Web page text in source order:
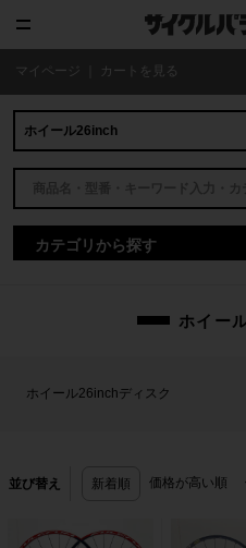
マイページ カートを見る
カテゴリから探す
ホイー
ホイール26inchディスク
並び替え 新着順 価格が高い順